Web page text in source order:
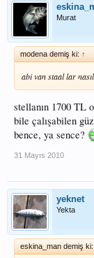
Murat
modena demiş ki: ↑
abi van staal lar
stellanın 1700 TL
bile çalışabilen
bence, ya sence?
31 Mayıs 2010
yeknet
Yekta
eskina_man demiş ki: